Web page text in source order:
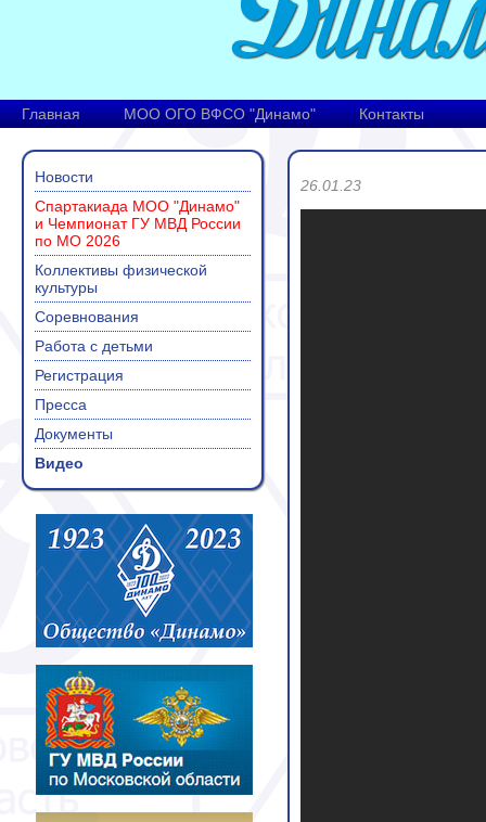
Главная МОО ОГО ВФСО "Динамо" Контакты
Новости
Спартакиада МОО "Динамо"
и Чемпионат ГУ МВД России
по МО 2026
Коллективы физической
культуры
Соревнования
Работа с детьми
Регистрация
Пресса
Документы
Видео
26.01.23